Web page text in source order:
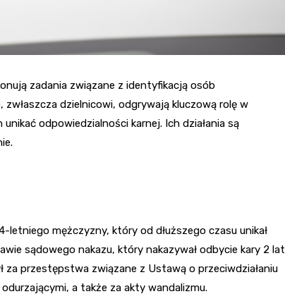
zadania związane z identyfikacją osób
dzielnicowi, odgrywają kluczową rolę w
odpowiedzialności karnej. Ich działania są
mężczyzny, który od dłuższego czasu unikał
sądowego nakazu, który nakazywał odbycie kary 2 lat
za przestępstwa związane z Ustawą o przeciwdziałaniu
a także za akty wandalizmu.